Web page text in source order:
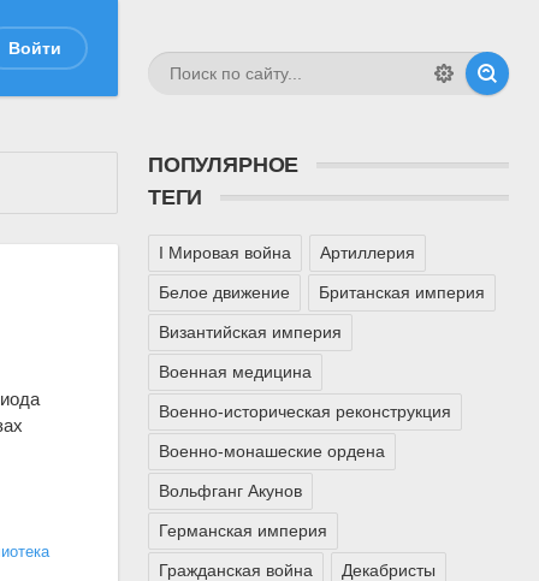
Войти
ПОПУЛЯРНОЕ
ТЕГИ
I Мировая война Артиллерия
Белое движение Британская империя
Византийская империя
Военная медицина
Военно-историческая реконструкция
Военно-монашеские ордена
Вольфганг Акунов
Германская империя
Гражданская война Декабристы